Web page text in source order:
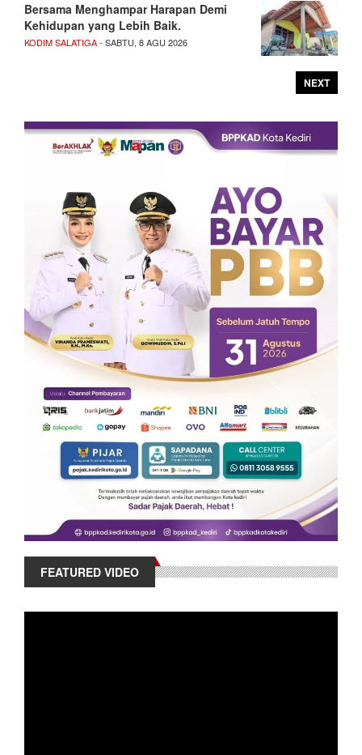
Bersama Menghampar Harapan Demi
Kehidupan yang Lebih Baik.
KODIM SALATIGA- SABTU, 8 AGU 2026
NEXT
FEATURED VIDEO